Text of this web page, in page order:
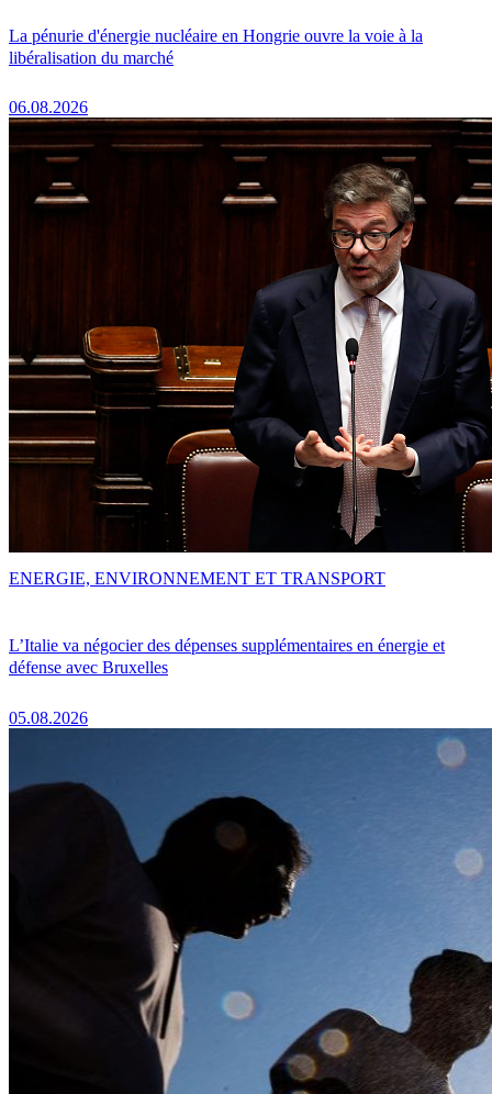
La pénurie d'énergie nucléaire en Hongrie ouvre la voie à la
libéralisation du marché
06.08.2026
L’Italie va négocier des dépenses supplémentaires en énergie et
défense avec Bruxelles
05.08.2026
ENERGIE, ENVIRONNEMENT ET TRANSPORT